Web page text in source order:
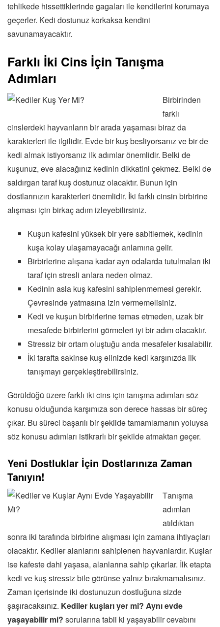
tehlikede hissettiklerinde gagaları ile kendilerini korumaya
geçerler. Kedi dostunuz korkaksa kendini
savunamayacaktır.
Farklı İki Cins İçin Tanışma
Adımları
Birbirinden
farklı
cinslerdeki hayvanların bir arada yaşaması biraz da
karakterleri ile ilgilidir. Evde bir kuş besliyorsanız ve bir de
kedi almak istiyorsanız ilk adımlar önemlidir. Belki de
kuşunuz, eve alacağınız kedinin dikkatini çekmez. Belki de
saldırgan taraf kuş dostunuz olacaktır. Bunun için
dostlarınızın karakterleri önemlidir. İki farklı cinsin birbirine
alışması için birkaç adım izleyebilirsiniz.
Kuşun kafesini yüksek bir yere sabitlemek, kedinin
kuşa kolay ulaşamayacağı anlamına gelir.
Birbirlerine alışana kadar ayrı odalarda tutulmaları iki
taraf için stresli anlara neden olmaz.
Kedinin asla kuş kafesini sahiplenmemesi gerekir.
Çevresinde yatmasına izin vermemelisiniz.
Kedi ve kuşun birbirlerine temas etmeden, uzak bir
mesafede birbirlerini görmeleri iyi bir adım olacaktır.
Stressiz bir ortam oluştuğu anda mesafeler kısalabilir.
İki tarafta sakinse kuş elinizde kedi karşınızda ilk
tanışmayı gerçekleştirebilirsiniz.
Görüldüğü üzere farklı iki cins için tanışma adımları söz
konusu olduğunda karşımıza son derece hassas bir süreç
çıkar. Bu süreci başarılı bir şekilde tamamlamanın yoluysa
söz konusu adımları istikrarlı bir şekilde atmaktan geçer.
Yeni Dostluklar İçin Dostlarınıza Zaman
Tanıyın!
Tanışma
adımları
atıldıktan
sonra iki tarafında birbirine alışması için zamana ihtiyaçları
olacaktır. Kediler alanlarını sahiplenen hayvanlardır. Kuşlar
ise kafeste dahi yaşasa, alanlarına sahip çıkarlar. İlk etapta
kedi ve kuş stressiz bile görünse yalnız bırakmamalısınız.
Zaman içerisinde iki dostunuzun dostluğuna sizde
şaşıracaksınız. Kediler kuşları yer mi? Aynı evde
yaşayabilir mi? sorularına tabii ki yaşayabilir cevabını